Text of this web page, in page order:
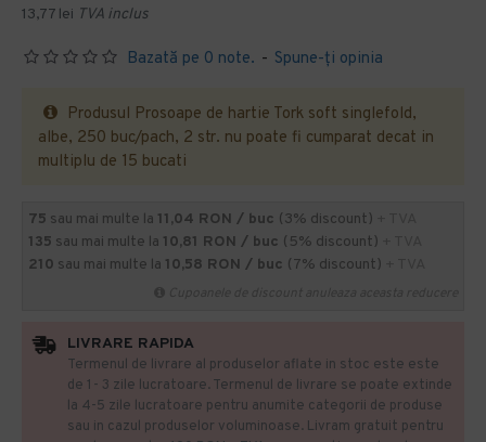
Bazată pe 0 note. - Spune-ţi opinia
13,77 lei TVA inclus
Produsul Prosoape de hartie Tork soft singlefold,
albe, 250 buc/pach, 2 str. nu poate fi cumparat decat in
multiplu de 15 bucati
75 sau mai multe la 11,04 RON / buc (3% discount)
135 sau mai multe la 10,81 RON / buc (5% discount)
210 sau mai multe la 10,58 RON / buc (7% discount)
LIVRARE RAPIDA
Termenul de livrare al produselor aflate in stoc este este
de 1- 3 zile lucratoare. Termenul de livrare se poate extinde
la 4-5 zile lucratoare pentru anumite categorii de produse
sau in cazul produselor voluminoase. Livram gratuit pentru